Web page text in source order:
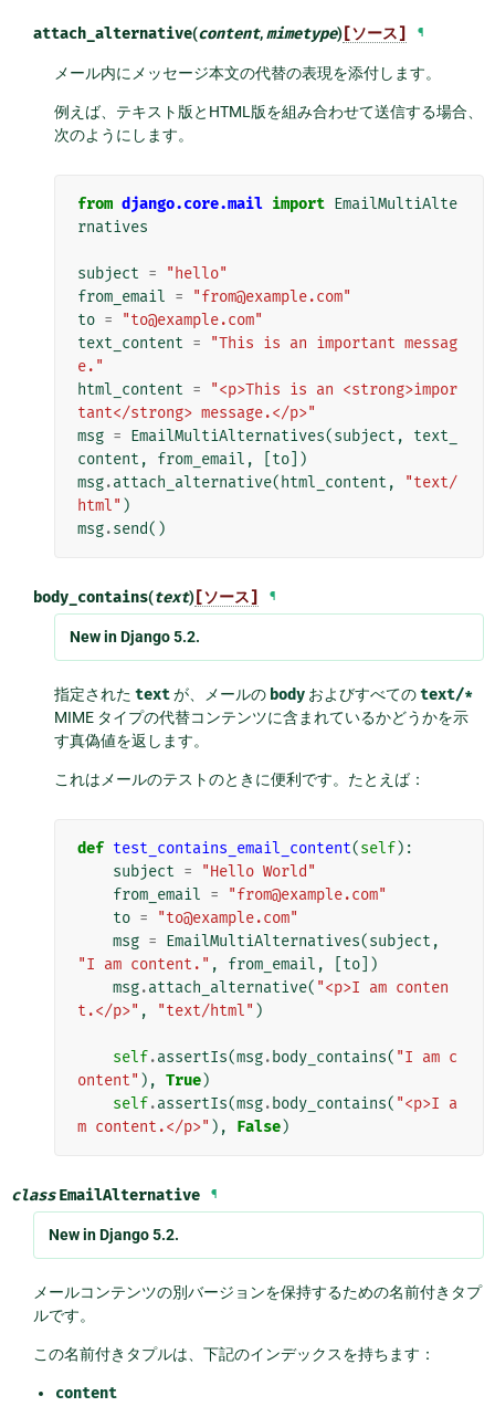
attach_alternative(content,mimetype)[ソース] ¶
メール内にメッセージ本文の代替の表現を添付します。
例えば、テキスト版とHTML版を組み合わせて送信する場合、
次のようにします。
from django.core.mail import EmailMultiAlte
rnatives
subject =
"hello"
from_email =
"from@example.com"
to =
"to@example.com"
text_content =
"This is an important messag
e."
html_content =
"<p>This is an <strong>impor
tant</strong> message.</p>"
msg = EmailMultiAlternatives(subject ,
text_
content , from_email , to ])
msg.attach_alternative( html_content ,
"text/
html" )
msg.send()
body_contains(text)[ソース] ¶
New in Django 5.2.
指定されたtextが、メールの body およびすべてのtext/*
MIME タイプの代替コンテンツに含まれているかどうかを示
す真偽値を返します。
これはメールのテストのときに便利です。たとえば：
def test_contains_email_content(self):
subject =
"Hello World"
from_email =
"from@example.com"
to =
"to@example.com"
msg = EmailMultiAlternatives(subject ,
"I am content." , from_email , to ])
msg.attach_alternative( "<p>I am conten
t.</p>" , "text/html" )
self.assertIs(msg. body_contains( "I am c
ontent" ), True)
self.assertIs(msg. body_contains( "<p>I a
m content.</p>" ), False)
class EmailAlternative ¶
New in Django 5.2.
メールコンテンツの別バージョンを保持するための名前付きタプ
ルです。
この名前付きタプルは、下記のインデックスを持ちます：
content